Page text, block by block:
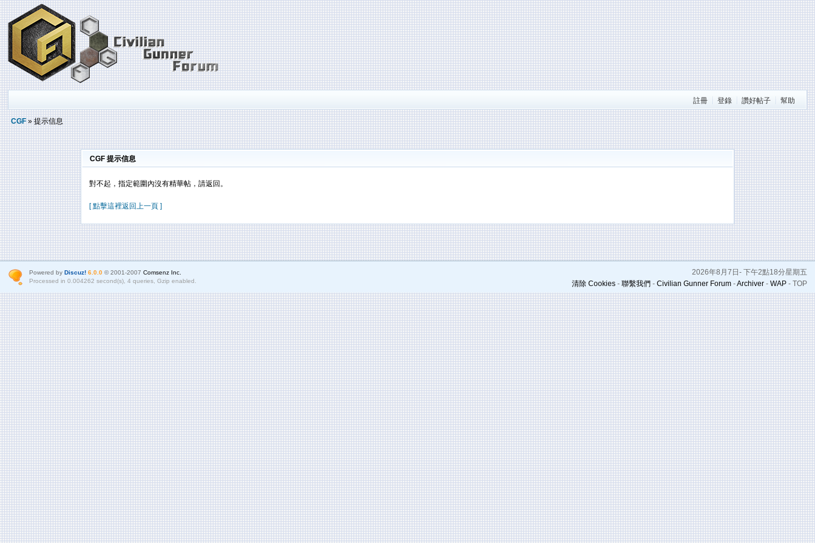
註冊 登錄 讚好帖子 幫助
CGF» 提示信息
CGF 提示信息
對不起，指定範圍內沒有精華帖，請返回。
[ 點擊這裡返回上一頁 ]
2026年8月7日- 下午2點18分星期五
清除 Cookies- 聯繫我們 - Civilian Gunner Forum-Archiver- WAP- TOP
Powered byDiscuz! 6.0.0 © 2001-2007Comsenz Inc.
Processed in 0.004262 second(s), 4 queries, Gzip enabled.